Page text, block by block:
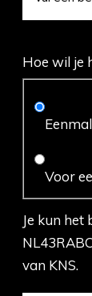
Hoe wil je
Voor
Je kun
van KNS.